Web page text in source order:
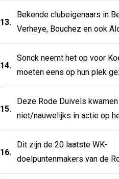
13.
Bekende clubeigenaars in
Verheye, Bouchez en ook
14.
Sonck neemt het op voor
moeten eens op hun plek
15.
Deze Rode Duivels
niet/nauwelijks in actie op
16.
Dit zijn de 20 laatste WK-
doelpuntenmakers van de